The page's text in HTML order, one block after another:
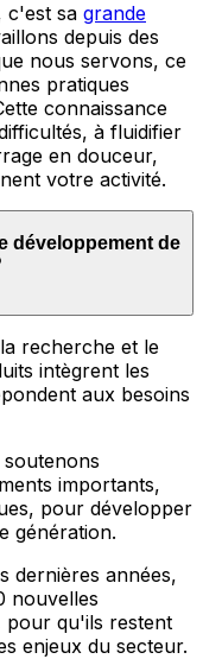
c'est sa grande
depuis des
nous servons, ce
pratiques
connaissance
à fluidifier
en douceur,
votre activité.
développement de
recherche et le
intègrent les
aux besoins
importants,
pour développer
génération.
dernières années,
nouvelles
pour qu'ils restent
enjeux du secteur.